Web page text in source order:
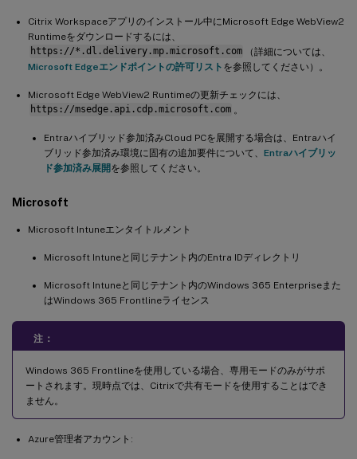
Citrix Workspaceアプリのインストール中にMicrosoft Edge WebView2
Runtimeをダウンロードするには、
https://*.dl.delivery.mp.microsoft.com
（詳細については、
Microsoft Edgeエンドポイントの許可リスト を参照してください）。
Microsoft Edge WebView2 Runtimeの更新チェックには、
https://msedge.api.cdp.microsoft.com 。
Entraハイブリッド参加済みCloud PCを展開する場合は、Entraハイ
ブリッド参加済み環境に固有の追加要件について、 Entraハイブリッ
ド参加済み展開を参照してください。
Microsoft
Microsoft Intuneエンタイトルメント
Microsoft Intuneと同じテナント内のEntra IDディレクトリ
Microsoft Intuneと同じテナント内のWindows 365 Enterpriseまた
はWindows 365 Frontlineライセンス
注：
Windows 365 Frontlineを使用している場合、専用モードのみがサポ
ートされます。現時点では、Citrixで共有モードを使用することはでき
ません。
Azure管理者アカウント: